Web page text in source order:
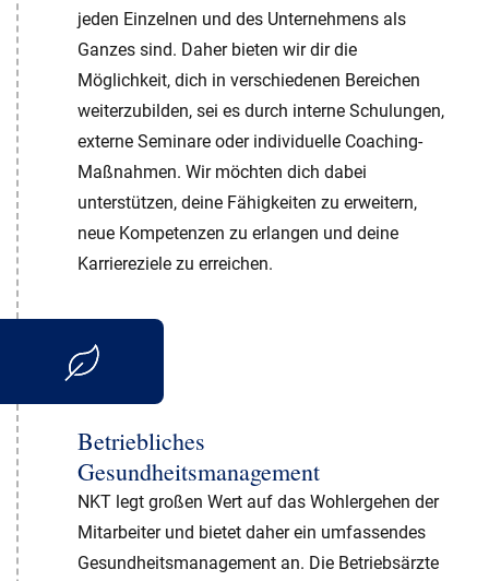
jeden Einzelnen und des Unternehmens als
Ganzes sind. Daher bieten wir dir die
Möglichkeit, dich in verschiedenen Bereichen
weiterzubilden, sei es durch interne Schulungen,
externe Seminare oder individuelle Coaching-
Maßnahmen. Wir möchten dich dabei
unterstützen, deine Fähigkeiten zu erweitern,
neue Kompetenzen zu erlangen und deine
Karriereziele zu erreichen.
Betriebliches
Gesundheitsmanagement
NKT legt großen Wert auf das Wohlergehen der
Mitarbeiter und bietet daher ein umfassendes
Gesundheitsmanagement an. Die Betriebsärzte